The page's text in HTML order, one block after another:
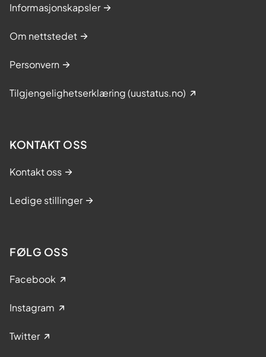
Informasjonskapsler
Om nettstedet
Personvern
Tilgjengelighetserklæring (uustatus.no)
KONTAKT OSS
Kontakt oss
Ledige stillinger
FØLG OSS
Facebook
Instagram
Twitter